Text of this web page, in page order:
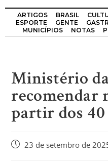
ARTIGOS BRASIL
ESPORTE
GENTE
MUNICÍPIOS
NOTAS
Ministério da
recomendar
partir dos 40
23 de setembro de